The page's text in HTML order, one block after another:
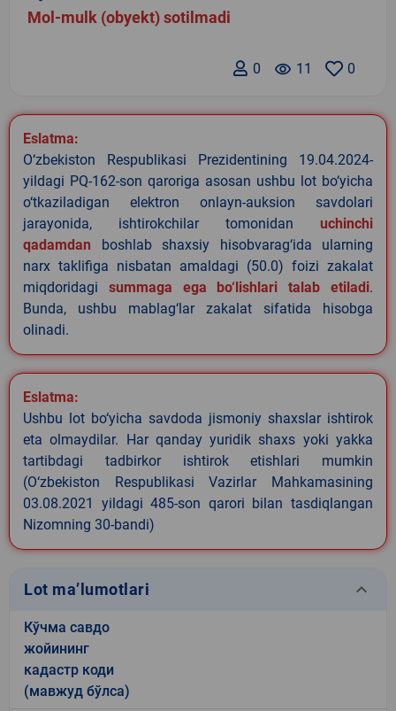
Mol-mulk (obyekt) sotilmadi
0
remove_red_eye 11
0
Eslatma:
O‘zbekiston Respublikasi Prezidentining 19.04.2024-
yildagi PQ-162-son qaroriga asosan ushbu lot bo‘yicha
o‘tkaziladigan elektron onlayn-auksion savdolari
jarayonida, ishtirokchilar tomonidan uchinchi
qadamdan boshlab shaxsiy hisobvarag‘ida ularning
narx taklifiga nisbatan amaldagi (50.0) foizi zakalat
miqdoridagi summaga ega bo‘lishlari talab etiladi.
Bunda, ushbu mablag‘lar zakalat sifatida hisobga
olinadi.
Eslatma:
Ushbu lot bo‘yicha savdoda jismoniy shaxslar ishtirok
eta olmaydilar. Har qanday yuridik shaxs yoki yakka
tartibdagi tadbirkor ishtirok etishlari mumkin
(O‘zbekiston Respublikasi Vazirlar Mahkamasining
03.08.2021 yildagi 485-son qarori bilan tasdiqlangan
Nizomning 30-bandi)
Lot ma’lumotlari keyboard_arrow_down
Кўчма савдо
жойининг
кадастр коди
(мавжуд бўлса)